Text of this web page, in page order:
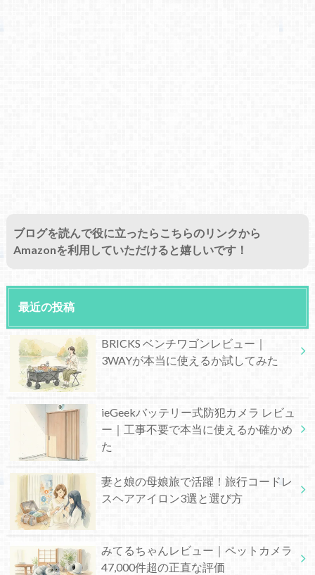
ブログを読んで役に立ったらこちらのリンクから
Amazonを利用していただけると嬉しいです！
最近の投稿
BRICKS ベンチワゴンレビュー｜
3WAYが本当に使えるか試してみた
ieGeekバッテリー式防犯カメラ レビュ
ー｜工事不要で本当に使えるか確かめ
た
妻と娘の母娘旅で活躍！旅行コードレ
スヘアアイロン3選と選び方
みてるちゃんレビュー｜ペットカメラ
47,000件超の正直な評価